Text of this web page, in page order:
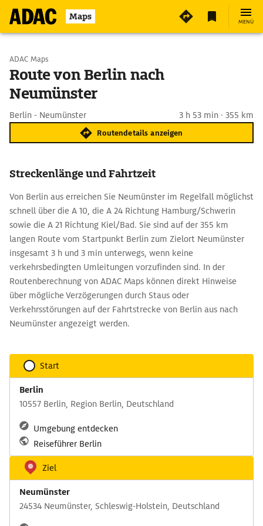
Maps MENÜ
Start wählen
Ziel eingeben
ADAC Maps
Route von Berlin nach
Neumünster
Berlin - Neumünster 3 h 53 min · 355 km
Routendetails anzeigen
Streckenlänge und Fahrtzeit
Von Berlin aus erreichen Sie Neumünster im Regelfall möglichst
schnell über die A 10, die A 24 Richtung Hamburg/Schwerin
sowie die A 21 Richtung Kiel/Bad. Sie sind auf der 355 km
langen Route vom Startpunkt Berlin zum Zielort Neumünster
insgesamt 3 h und 3 min unterwegs, wenn keine
verkehrsbedingten Umleitungen vorzufinden sind. In der
Routenberechnung von ADAC Maps können direkt Hinweise
über mögliche Verzögerungen durch Staus oder
Verkehrsstörungen auf der Fahrtstrecke von Berlin aus nach
Neumünster angezeigt werden.
Start
Berlin
10557 Berlin, Region Berlin, Deutschland
Umgebung entdecken
Reiseführer Berlin
Ziel
Neumünster
24534 Neumünster, Schleswig-Holstein, Deutschland